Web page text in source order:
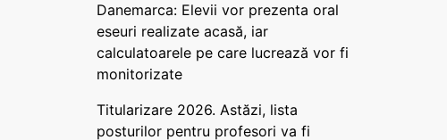
Danemarca: Elevii vor prezenta oral
eseuri realizate acasă, iar
calculatoarele pe care lucrează vor fi
monitorizate
Titularizare 2026. Astăzi, lista
posturilor pentru profesori va fi